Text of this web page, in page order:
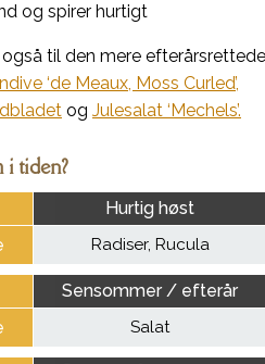
og spirer hurtigt
til den mere efterårsrettede
‘de Meaux, Moss Curled’,
og Julesalat ‘Mechels’.
tiden?
Hurtig høst
Radiser, Rucula
Sensommer / efterår
Salat